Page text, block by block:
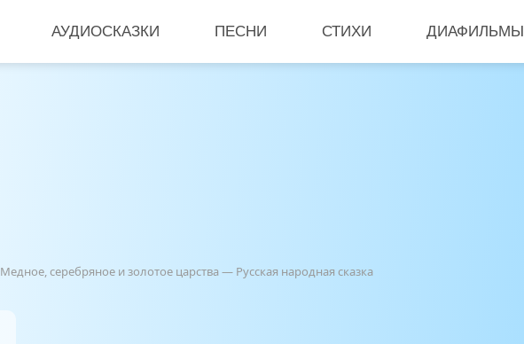
АУДИОСКАЗКИ ПЕСНИ СТИХИ ДИАФИЛЬМЫ
Медное, серебряное и золотое царства — Русская народная сказка